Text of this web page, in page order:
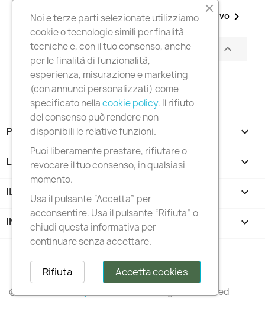
12 Successivo 
Torna all'inizio 
PRODOTTI 
LA NOSTRA AZIENDA 
IL TUO ACCOUNT 
INFORMAZIONI NEGOZIO keyboard_arrow_down
Follow us
© 2026 – – All Rights Reserved
Noi e terze parti selezionate utilizziamo
cookie o tecnologie simili per finalità
tecniche e, con il tuo consenso, anche
per le finalità di funzionalità,
esperienza, misurazione e marketing
(con annunci personalizzati) come
specificato nellacookie policy. Il rifiuto
del consenso può rendere non
disponibili le relative funzioni.
Puoi liberamente prestare, rifiutare o
revocare il tuo consenso, in qualsiasi
momento.
Usa il pulsante “Accetta” per
acconsentire. Usa il pulsante “Rifiuta” o
chiudi questa informativa per
continuare senza accettare.
Accetta cookies
Rifiuta